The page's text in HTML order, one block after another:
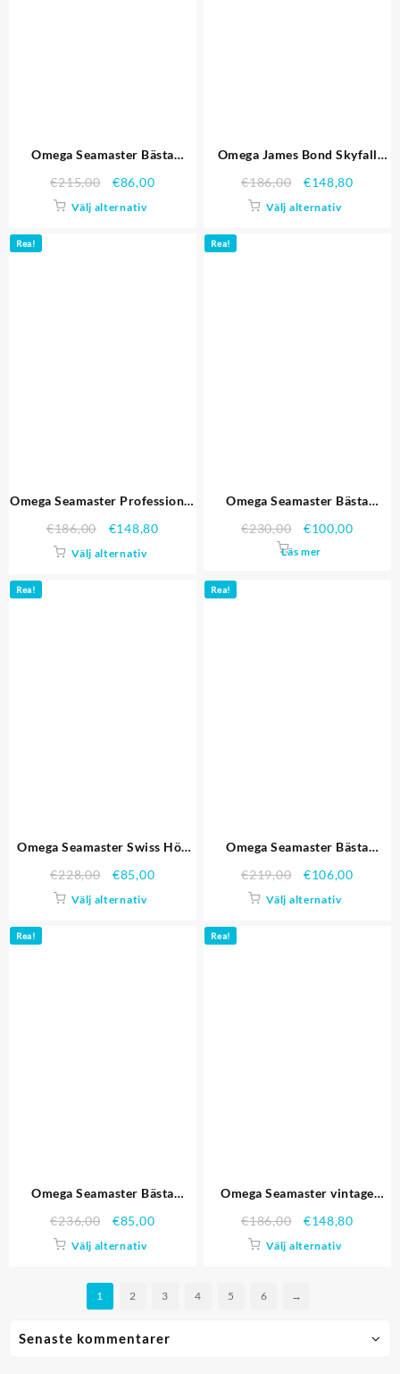
Senaste kommentarer
Omega Seamaster Bästa
€215,00 €86,00
Välj alternativ
Omega James Bond Skyfall
svart Bezel om229 621.381
Replika Klockor
€186,00 €148,80
Välj alternativ
Rea!
Omega Seamaster Professional
622.059 Replika Klockor
€186,00 €148,80
Välj alternativ
Rea!
Omega Seamaster Bästa
€230,00 €100,00
Läs mer
Rea!
Omega Seamaster Swiss Hög
€228,00 €85,00
Välj alternativ
Rea!
Omega Seamaster Bästa
€219,00 €106,00
Välj alternativ
Rea!
Omega Seamaster Bästa
€236,00 €85,00
Välj alternativ
Rea!
Omega Seamaster vintage
Diamond Hour Marks
Stainless Steel Case svart
€186,00 €148,80
Välj alternativ
1 2 3 4 5 6 →